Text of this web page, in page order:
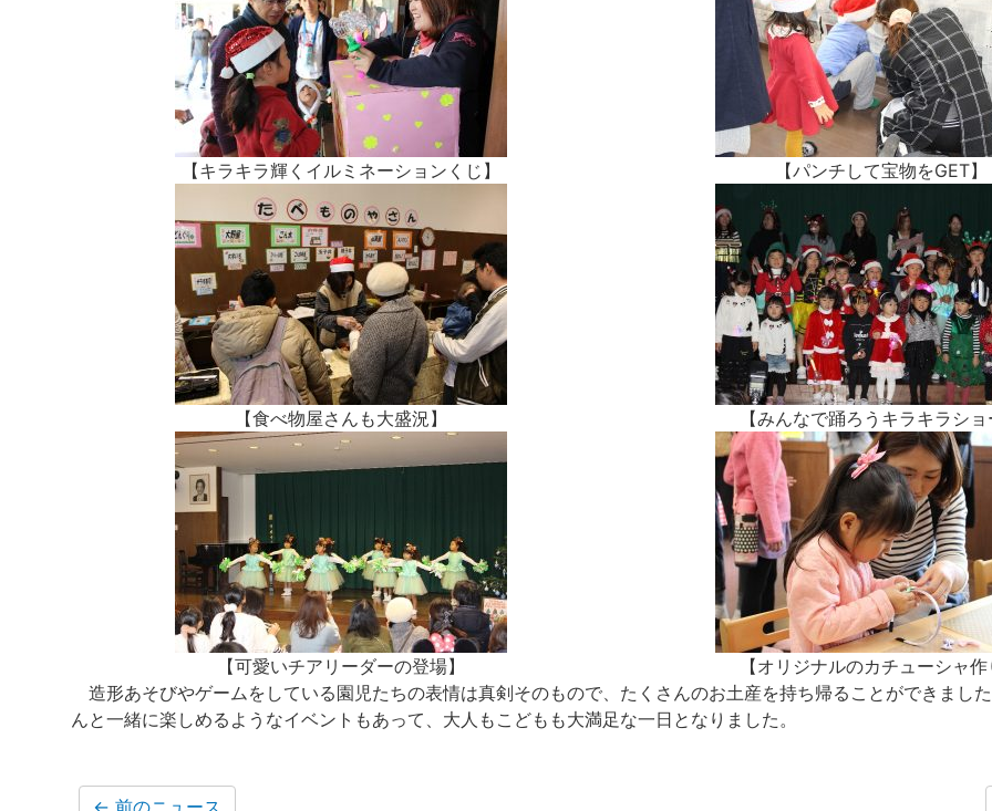
【キラキラ輝くイルミネーションくじ】 【パンチして宝物をGET】
【食べ物屋さんも大盛況】 【みんなで踊ろうキラキラショ
【可愛いチアリーダーの登場】
【オリジナルのカチューシャ作
造形あそびやゲームをしている園児たちの表情は真剣そのもので、たくさんのお土産を持ち帰ることができまし
んと一緒に楽しめるようなイベントもあって、大人もこどもも大満足な一日となりました。
← 前のニュース